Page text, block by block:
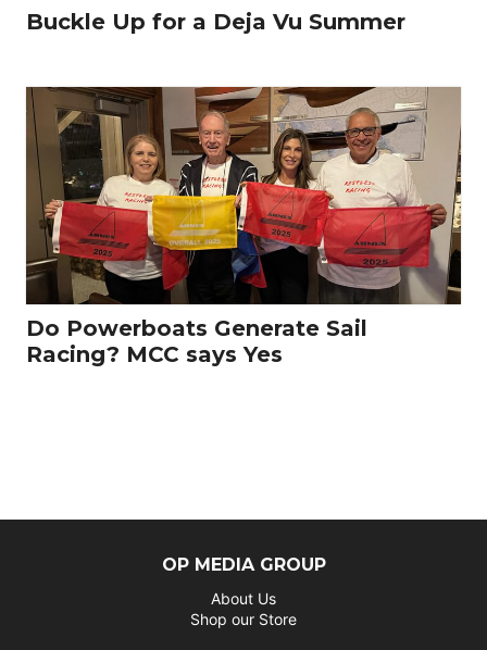
Buckle Up for a Deja Vu Summer
Do Powerboats Generate Sail
Racing? MCC says Yes
OP MEDIA GROUP
About Us
Shop our Store